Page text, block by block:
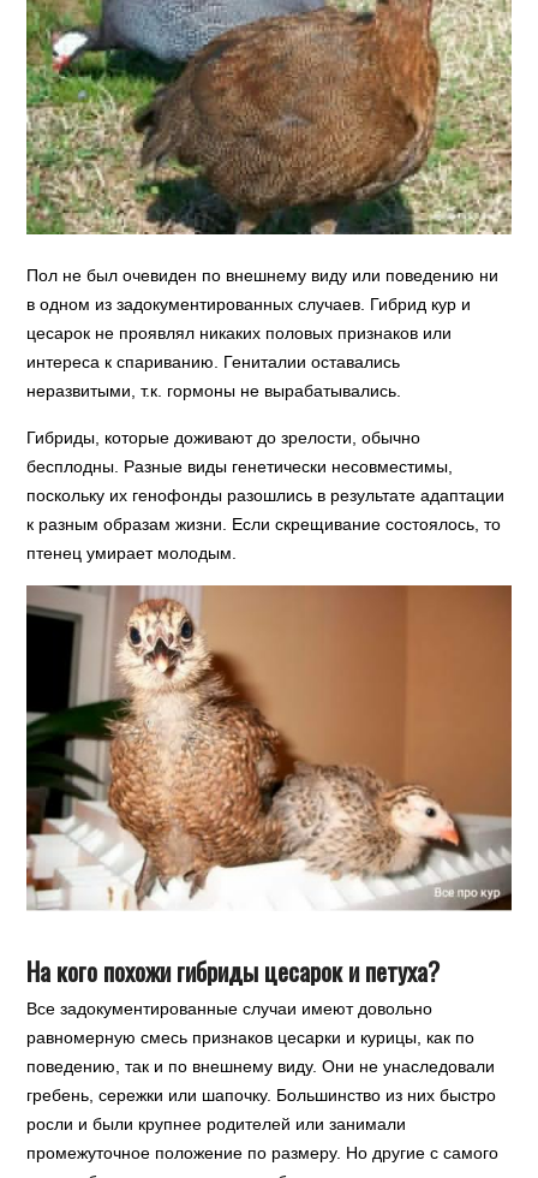
Пол не был очевиден по внешнему виду или поведению ни
в одном из задокументированных случаев. Гибрид кур и
цесарок не проявлял никаких половых признаков или
интереса к спариванию. Гениталии оставались
неразвитыми, т.к. гормоны не вырабатывались.
Гибриды, которые доживают до зрелости, обычно
бесплодны. Разные виды генетически несовместимы,
поскольку их генофонды разошлись в результате адаптации
к разным образам жизни. Если скрещивание состоялось, то
птенец умирает молодым.
На кого похожи гибриды цесарок и петуха?
Все задокументированные случаи имеют довольно
равномерную смесь признаков цесарки и курицы, как по
поведению, так и по внешнему виду. Они не унаследовали
гребень, сережки или шапочку. Большинство из них быстро
росли и были крупнее родителей или занимали
промежуточное положение по размеру. Но другие с самого